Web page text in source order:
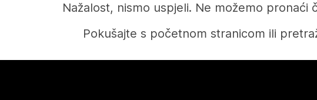
Nažalost, nismo uspjeli. Ne možemo pronaći
Pokušajte s početnom stranicom ili